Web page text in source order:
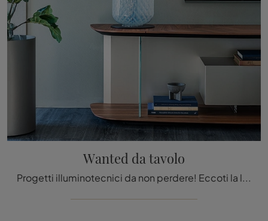
Wanted da tavolo
Progetti illuminotecnici da non perdere! Eccoti la lampada da tavolo Wanted da tavolo di Cattelan Italia.